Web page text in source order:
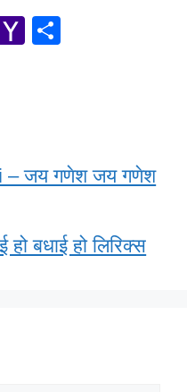
E
Y
M
– जय गणेश जय गणेश
हो बधाई हो लिरिक्स